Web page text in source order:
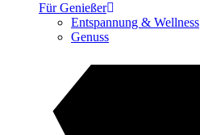
Für Genießer
Entspannung & Wellness
Genuss